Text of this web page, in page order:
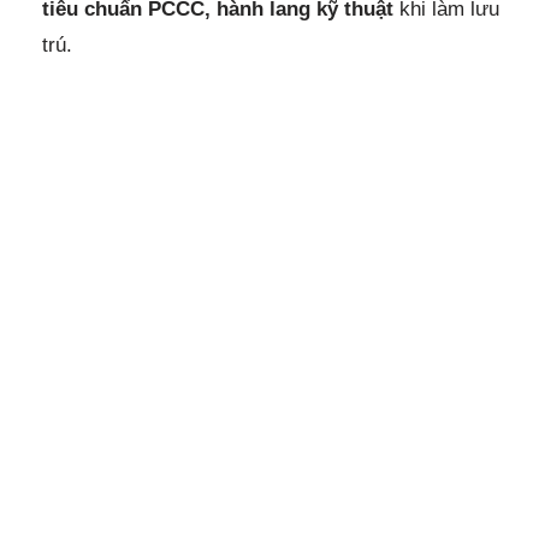
tiêu chuẩn PCCC, hành lang kỹ thuật khi làm lưu
trú.